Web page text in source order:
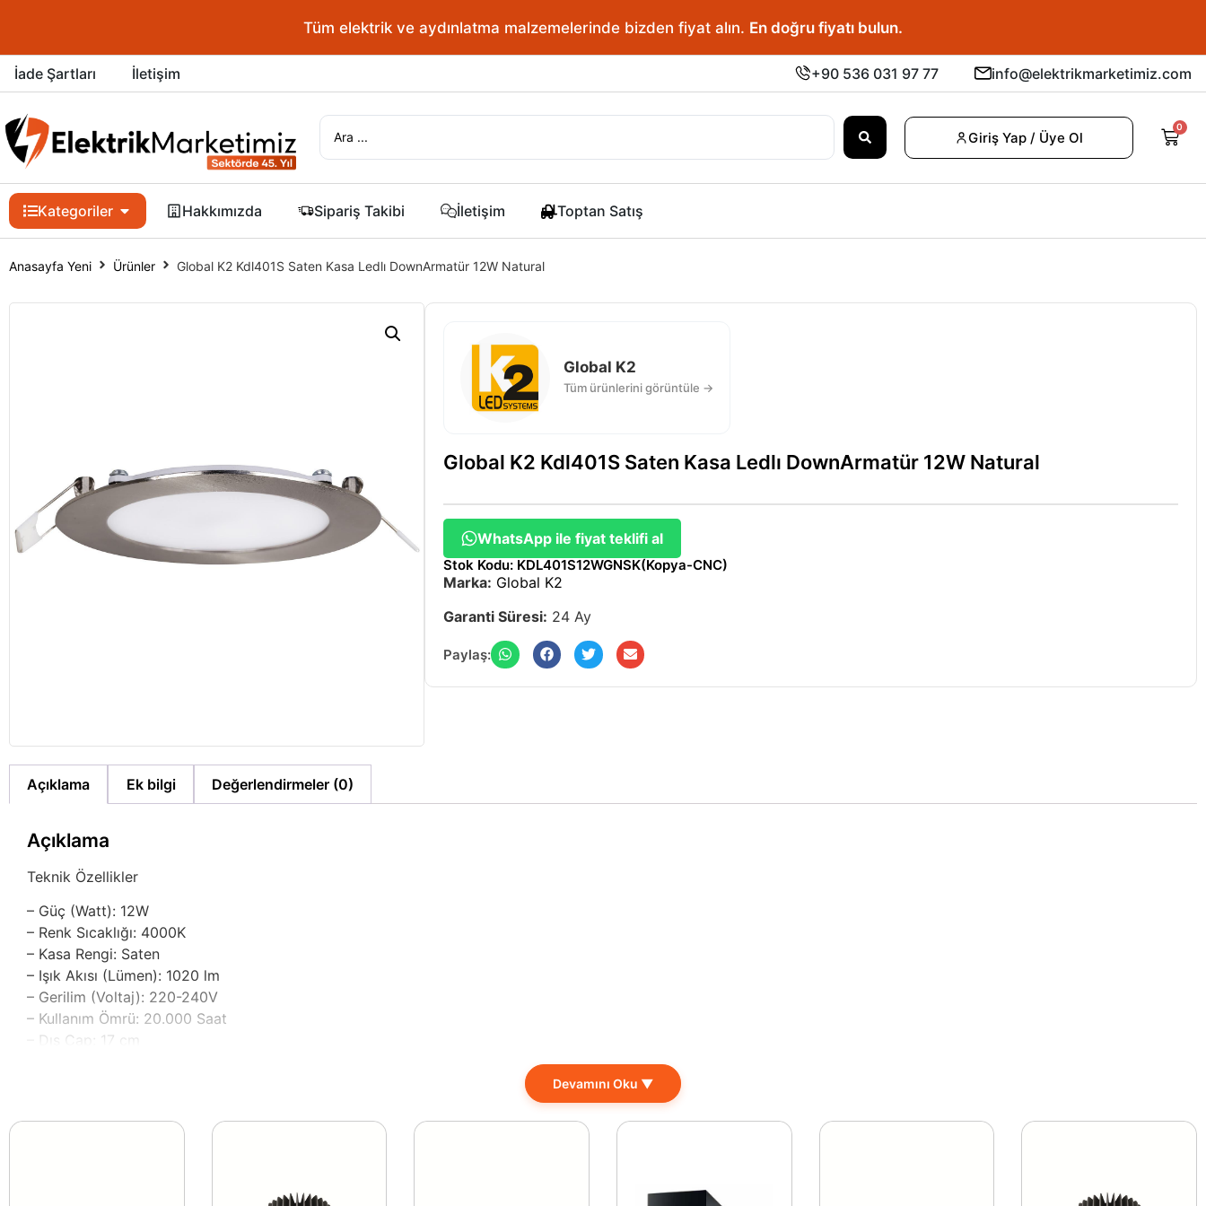
Tüm elektrik ve aydınlatma malzemelerinde bizden fiyat alın. En doğru fiyatı bulun.
İade Şartları İletişim +90 536 031 97 77 info@elektrikmarketimiz.com
Giriş Yap / Üye Ol
0
Kategoriler Hakkımızda Sipariş Takibi İletişim Toptan Satış
Anasayfa Yeni Ürünler Global K2 Kdl401S Saten Kasa Ledlı DownArmatür 12W Natural
Global K2
Tüm ürünlerini görüntüle →
Global K2 Kdl401S Saten Kasa Ledlı DownArmatür 12W Natural
WhatsApp ile fiyat teklifi al
Stok Kodu: KDL401S12WGNSK(Kopya-CNC)
Marka: Global K2
Garanti Süresi: 24 Ay
Paylaş:
Açıklama Ek bilgi Değerlendirmeler (0)
Açıklama
Teknik Özellikler
– Güç (Watt): 12W
– Renk Sıcaklığı: 4000K
– Kasa Rengi: Saten
– Işık Akısı (Lümen): 1020 lm
– Gerilim (Voltaj): 220-240V
– Kullanım Ömrü: 20.000 Saat
– Dış Çap: 17 cm
– SMD 2835 Led Chip
Devamını Oku ▼